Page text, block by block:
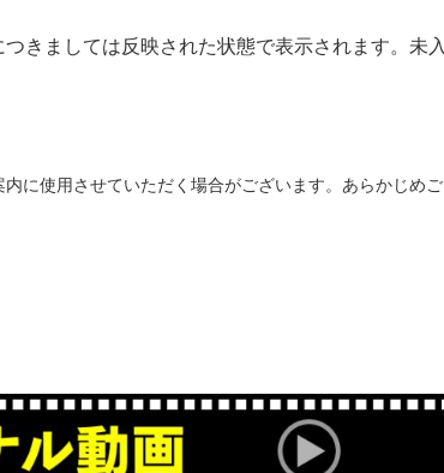
きましては反映された状態で表示されます。未
に使用させていただく場合がございます。あらかじめご